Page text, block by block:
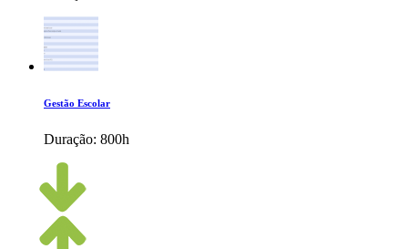
Gestão Escolar
Duração: 800h